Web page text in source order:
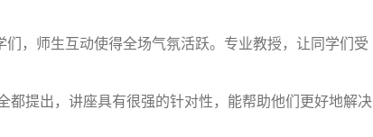
，师生互动使得全场气氛活跃。专业教授，让同学们受
提出，讲座具有很强的针对性，能帮助他们更好地解决